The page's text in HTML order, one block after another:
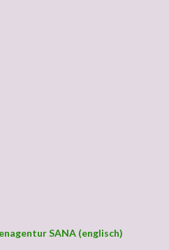
SANA (englisch)